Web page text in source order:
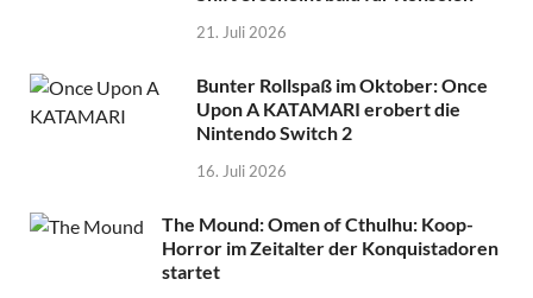
21. Juli 2026
Bunter Rollspaß im Oktober: Once
Upon A KATAMARI erobert die
Nintendo Switch 2
16. Juli 2026
The Mound: Omen of Cthulhu: Koop-
Horror im Zeitalter der Konquistadoren
startet